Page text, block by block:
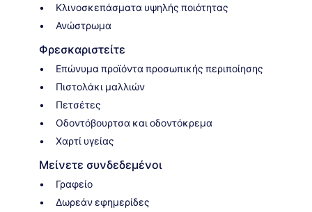
Κλινοσκεπάσματα υψηλής ποιότητας
Ανώστρωμα
Φρεσκαριστείτε
Επώνυμα προϊόντα προσωπικής περιποίησης
Πιστολάκι μαλλιών
Πετσέτες
Οδοντόβουρτσα και οδοντόκρεμα
Χαρτί υγείας
Μείνετε συνδεδεμένοι
Γραφείο
Δωρεάν εφημερίδες